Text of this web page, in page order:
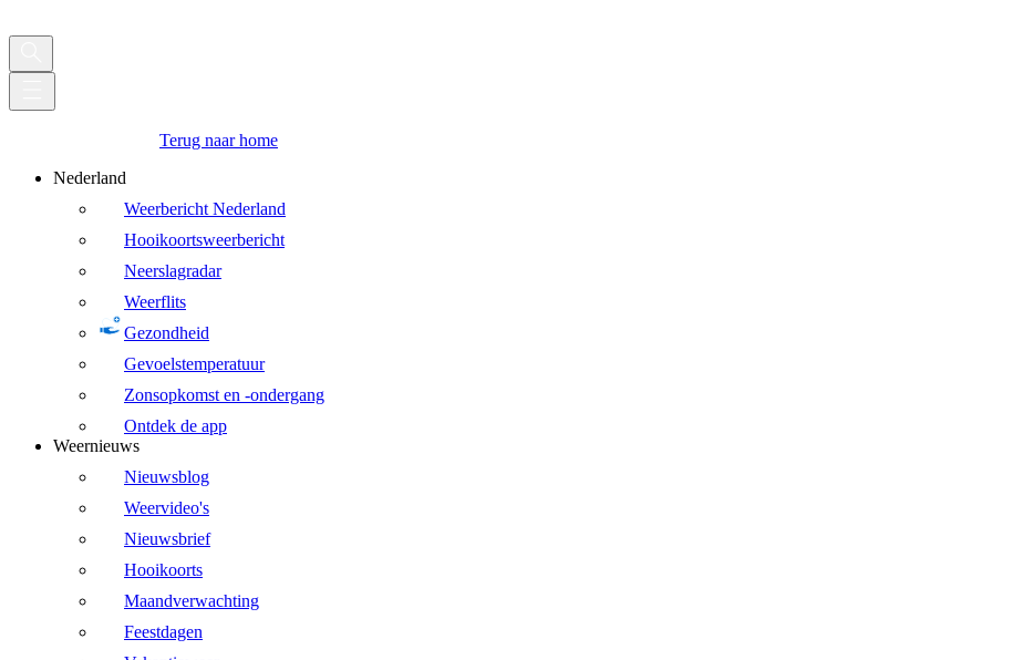
Terug naar home
Nederland
Weerbericht Nederland
Hooikoortsweerbericht
Neerslagradar
Weerflits
Gezondheid
Gevoelstemperatuur
Zonsopkomst en -ondergang
Ontdek de app
Weernieuws
Nieuwsblog
Weervideo's
Nieuwsbrief
Hooikoorts
Maandverwachting
Feestdagen